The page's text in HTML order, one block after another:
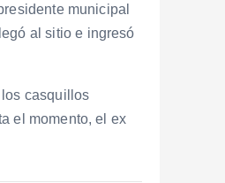
municipal
al sitio e ingresó
casquillos
el momento, el ex